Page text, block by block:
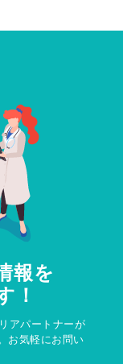
報を
！
アパートナーが
お気軽にお問い